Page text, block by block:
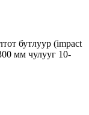
бутлуур (impact
мм чулууг 10-